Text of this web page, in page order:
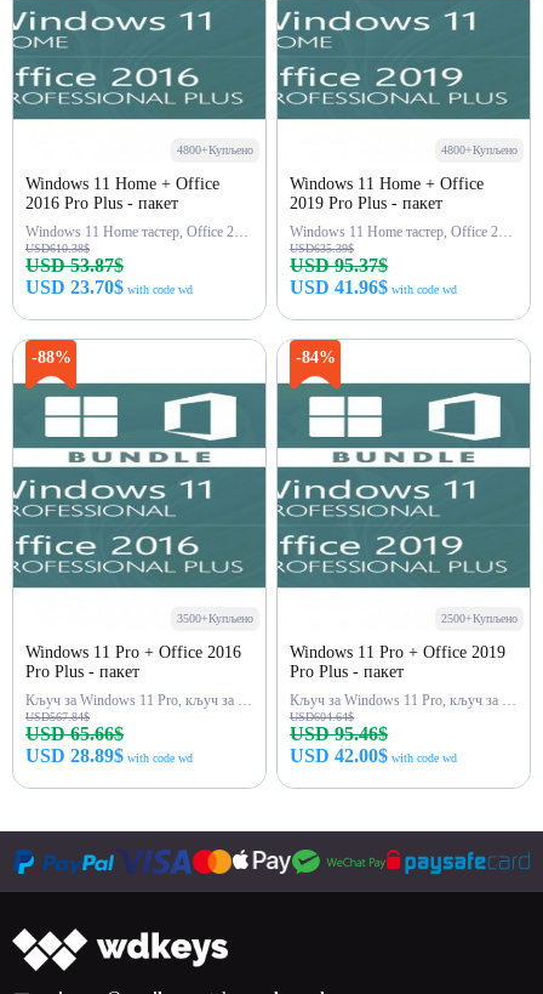
4800+Купљено
Windows 11 Home + Office
2016 Pro Plus - пакет
Windows 11 Home тастер, Office 2016 Pro Plus тастер
USD610.38$
USD 53.87$
USD 23.70$ with code wd
4800+Купљено
Windows 11 Home + Office
2019 Pro Plus - пакет
Windows 11 Home тастер, Office 2019 Pro Plus тастер
USD635.39$
USD 95.37$
USD 41.96$ with code wd
-88%
3500+Купљено
Windows 11 Pro + Office 2016
Pro Plus - пакет
Кључ за Windows 11 Pro, кључ за Office 2016 Pro Plus
USD567.84$
USD 65.66$
USD 28.89$ with code wd
-84%
2500+Купљено
Windows 11 Pro + Office 2019
Pro Plus - пакет
Кључ за Windows 11 Pro, кључ за Office 2019 Pro Plus
USD604.64$
USD 95.46$
USD 42.00$ with code wd